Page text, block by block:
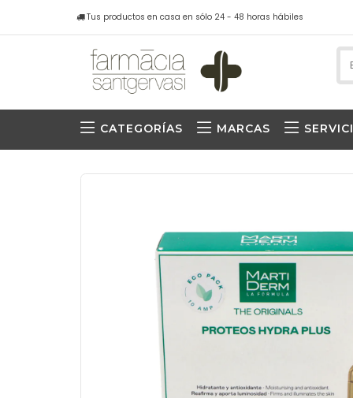
Tus productos en casa en sólo 24 - 48 horas hábiles
CATEGORÍAS MARCAS